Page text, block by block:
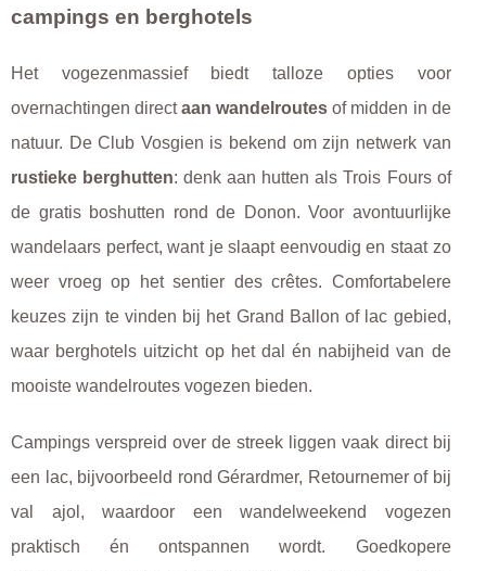
campings en berghotels
Het vogezenmassief biedt talloze opties voor
overnachtingen directaan wandelroutes of midden in de
natuur. De Club Vosgien is bekend om zijn netwerk van
rustieke berghutten: denk aan hutten als Trois Fours of
de gratis boshutten rond de Donon. Voor avontuurlijke
wandelaars perfect, want je slaapt eenvoudig en staat zo
weer vroeg op het sentier des crêtes. Comfortabelere
keuzes zijn te vinden bij het Grand Ballon of lac gebied,
waar berghotels uitzicht op het dal én nabijheid van de
mooiste wandelroutes vogezen bieden.
Campings verspreid over de streek liggen vaak direct bij
een lac, bijvoorbeeld rond Gérardmer, Retournemer of bij
val ajol, waardoor een wandelweekend vogezen
praktisch én ontspannen wordt. Goedkopere